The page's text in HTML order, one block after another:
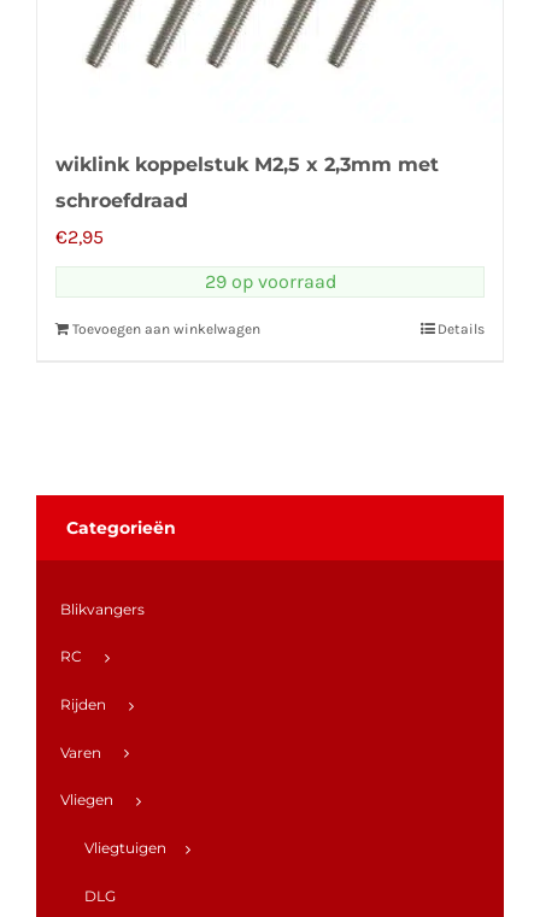
wiklink koppelstuk M2,5 x 2,3mm met
schroefdraad
€2,95
29 op voorraad
Toevoegen aan winkelwagen Details
Categorieën
Blikvangers
RC
Rijden
Varen
Vliegen
Vliegtuigen
DLG